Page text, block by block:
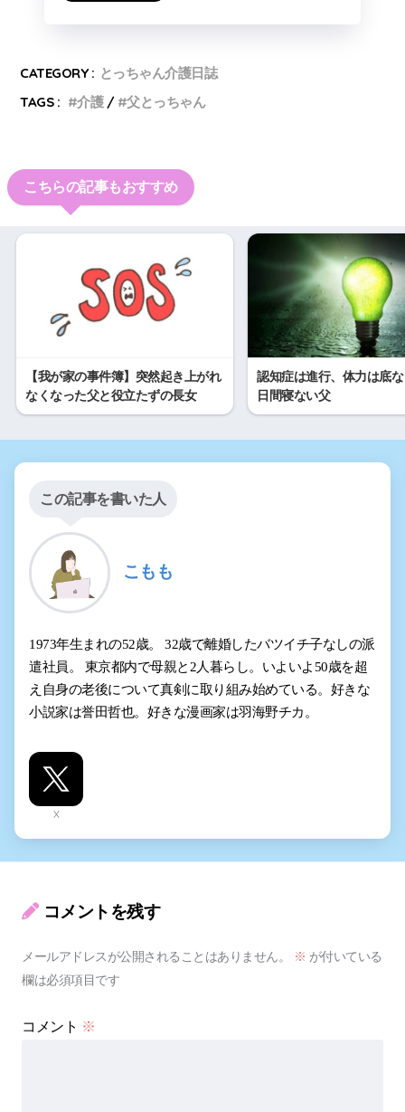
CATEGORY : とっちゃん介護日誌
TAGS :
介護 父とっちゃん
こちらの記事もおすすめ
【我が家の事件簿】突然起き上がれ
なくなった父と役立たずの長女
認知症は進行、体力は底
日間寝ない父
この記事を書いた人
こもも
1973年生まれの52歳。 32歳で離婚したバツイチ子なしの派
遣社員。 東京都内で母親と2人暮らし。いよいよ50歳を超
え自身の老後について真剣に取り組み始めている。好きな
小説家は誉田哲也。好きな漫画家は羽海野チカ。
X
コメントを残す
メールアドレスが公開されることはありません。 ※ が付いている
欄は必須項目です
コメント ※